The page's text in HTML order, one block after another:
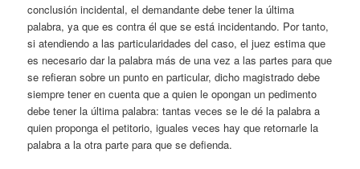
conclusión incidental, el demandante debe tener la última
palabra, ya que es contra él que se está incidentando. Por tanto,
si atendiendo a las particularidades del caso, el juez estima que
es necesario dar la palabra más de una vez a las partes para que
se refieran sobre un punto en particular, dicho magistrado debe
siempre tener en cuenta que a quien le opongan un pedimento
debe tener la última palabra: tantas veces se le dé la palabra a
quien proponga el petitorio, iguales veces hay que retornarle la
palabra a la otra parte para que se defienda.